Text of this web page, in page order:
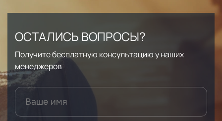
ОСТАЛИСЬ ВОПРОСЫ?
Получите бесплатную консультацию у наших
менеджеров